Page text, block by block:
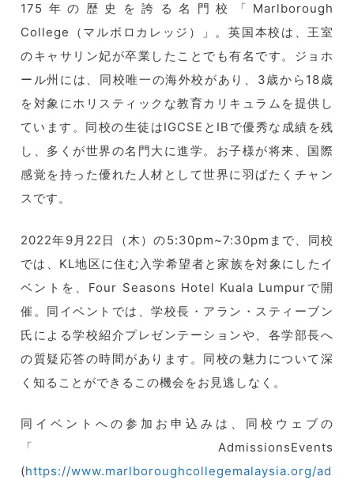
175年の歴史を誇る名門校「Marlborough
College（マルボロカレッジ）」。英国本校は、王室
のキャサリン妃が卒業したことでも有名です。ジョホ
ール州には、同校唯一の海外校があり、3歳から18歳
を対象にホリスティックな教育カリキュラムを提供し
ています。同校の生徒はIGCSEとIBで優秀な成績を残
し、多くが世界の名門大に進学。お子様が将来、国際
感覚を持った優れた人材として世界に羽ばたくチャン
スです。
2022年9月22日（木）の5:30pm~7:30pmまで、同校
では、KL地区に住む入学希望者と家族を対象にしたイ
ベントを、Four Seasons Hotel Kuala Lumpurで開
催。同イベントでは、学校長・アラン・スティーブン
氏による学校紹介プレゼンテーションや、各学部長へ
の質疑応答の時間があります。同校の魅力について深
く知ることができるこの機会をお見逃しなく。
同イベントへの参加お申込みは、同校ウェブの
「AdmissionsEvents
(https://www.marlboroughcollegemalaysia.org/ad